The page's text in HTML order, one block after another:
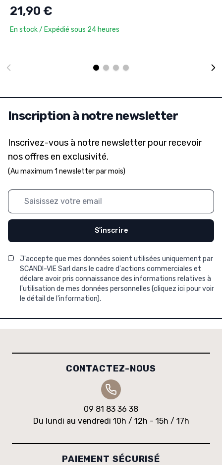
21,90 €
En stock / Expédié sous 24 heures
Inscription à notre newsletter
Inscrivez-vous à notre newsletter pour recevoir
nos offres en exclusivité.
(Au maximum 1 newsletter par mois)
Adresse mail
S'inscrire
J'accepte que mes données soient utilisées uniquement par
SCANDI-VIE Sarl dans le cadre d'actions commerciales et
déclare avoir pris connaissance des informations relatives à
l'utilisation de mes données personnelles (cliquez ici pour voir
le détail de l'information).
CONTACTEZ-NOUS
09 81 83 36 38
Du lundi au vendredi 10h / 12h - 15h / 17h
PAIEMENT SÉCURISÉ